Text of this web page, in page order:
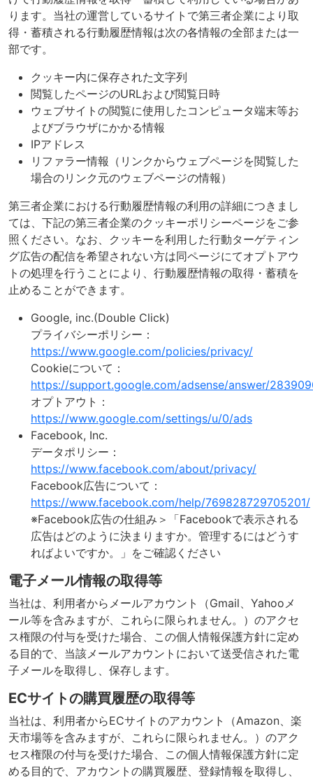
ります。当社の運営しているサイトで第三者企業により取
得・蓄積される行動履歴情報は次の各情報の全部または一
部です。
クッキー内に保存された文字列
閲覧したページのURLおよび閲覧日時
ウェブサイトの閲覧に使用したコンピュータ端末等お
よびブラウザにかかる情報
IPアドレス
リファラー情報（リンクからウェブページを閲覧した
場合のリンク元のウェブページの情報）
第三者企業における行動履歴情報の利用の詳細につきまし
ては、下記の第三者企業のクッキーポリシーページをご参
照ください。なお、クッキーを利用した行動ターゲティン
グ広告の配信を希望されない方は同ページにてオプトアウ
トの処理を行うことにより、行動履歴情報の取得・蓄積を
止めることができます。
Google, inc.(Double Click)
プライバシーポリシー：
https://www.google.com/policies/privacy/
Cookieについて：
https://support.google.com/adsense/answer/
オプトアウト：
https://www.google.com/settings/u/0/ads
Facebook, Inc.
データポリシー：
https://www.facebook.com/about/privacy/
Facebook広告について：
https://www.facebook.com/help/769828729705201/
※Facebook広告の仕組み＞「Facebookで表示される
広告はどのように決まりますか。管理するにはどうす
ればよいですか。」をご確認ください
電子メール情報の取得等
当社は、利用者からメールアカウント（Gmail、Yahooメ
ール等を含みますが、これらに限られません。）のアクセ
ス権限の付与を受けた場合、この個人情報保護方針に定め
る目的で、当該メールアカウントにおいて送受信された電
子メールを取得し、保存します。
ECサイトの購買履歴の取得等
当社は、利用者からECサイトのアカウント（Amazon、楽
天市場等を含みますが、これらに限られません。）のアク
セス権限の付与を受けた場合、この個人情報保護方針に定
める目的で、アカウントの購買履歴、登録情報を取得し、